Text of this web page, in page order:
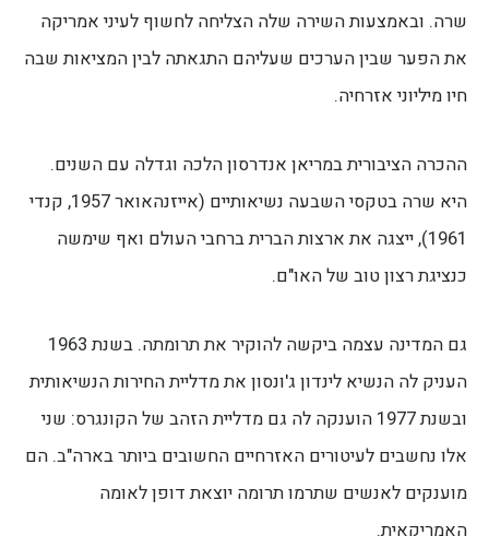
שרה. ובאמצעות השירה שלה הצליחה לחשוף לעיני אמריקה
את הפער שבין הערכים שעליהם התגאתה לבין המציאות שבה
חיו מיליוני אזרחיה.
ההכרה הציבורית במריאן אנדרסון הלכה וגדלה עם השנים.
היא שרה בטקסי השבעה נשיאותיים (אייזנהאואר 1957, קנדי
1961), ייצגה את ארצות הברית ברחבי העולם ואף שימשה
כנציגת רצון טוב של האו"ם.
גם המדינה עצמה ביקשה להוקיר את תרומתה. בשנת 1963
העניק לה הנשיא לינדון ג'ונסון את מדליית החירות הנשיאותית
ובשנת 1977 הוענקה לה גם מדליית הזהב של הקונגרס: שני
אלו נחשבים לעיטורים האזרחיים החשובים ביותר בארה"ב. הם
מוענקים לאנשים שתרמו תרומה יוצאת דופן לאומה
האמריקאית.